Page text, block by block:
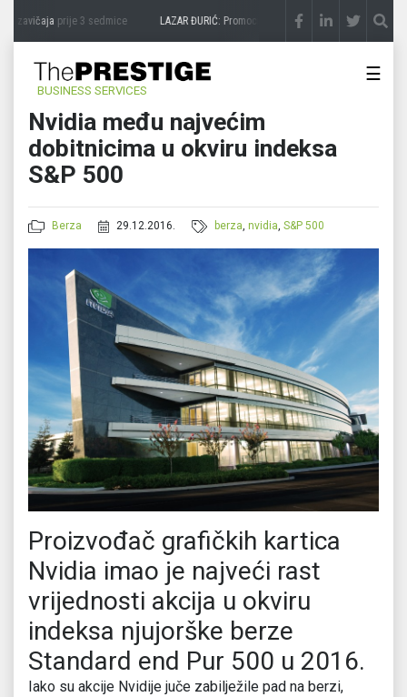
zavičajaprije 3 sedmice LAZAR ĐURIĆ: Promocija potencijal pretvara u destinaciju
BUSINESS SERVICES
☰
Nvidia među najvećim
dobitnicima u okviru indeksa
S&P 500
Berza 29.12.2016. berza,nvidia,S&P 500
Proizvođač grafičkih kartica
Nvidia imao je najveći rast
vrijednosti akcija u okviru
indeksa njujorške berze
Standard end Pur 500 u 2016.
Iako su akcije Nvidije juče zabilježile pad na berzi,